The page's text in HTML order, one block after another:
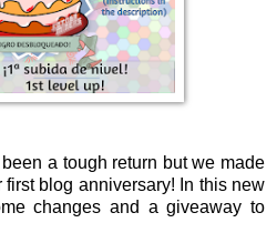
a tough return but we made
blog anniversary! In this new
changes and a giveaway to